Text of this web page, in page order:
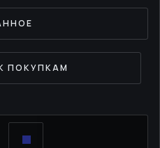
ПОКУПКАМ